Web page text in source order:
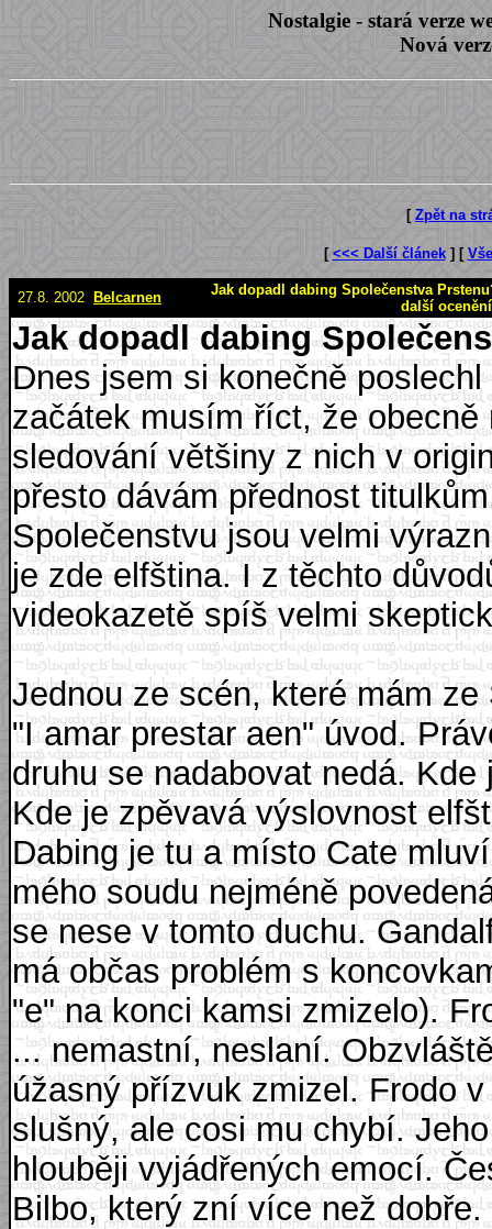
Nostalgie - stará verze
Nová
[ Zpět na
[ <<< Další článek] [
27.8. 2002 Belcarnen
Jak dopadl dabing Společenstva
další
Jak dopadl dabing
Dnes jsem si konečně
začátek musím říct, že
sledování většiny z nich v
přesto dávám přednost
Společenstvu jsou velmi
je zde elfština. I z těchto
videokazetě spíš velmi
Jednou ze scén, které mám
"I amar prestar aen" úvod.
druhu se nadabovat nedá.
Kde je zpěvavá výslovnost
Dabing je tu a místo Cate
mého soudu nejméně
se nese v tomto duchu.
má občas problém s
"e" na konci kamsi zmizelo).
... nemastní, neslaní.
úžasný přízvuk zmizel. Frodo
slušný, ale cosi mu chybí.
hlouběji vyjádřených emocí.
Bilbo, který zní více než